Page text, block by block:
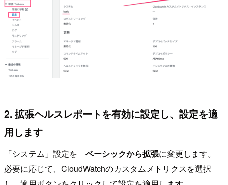
2. 拡張ヘルスレポートを有効に設定し、設定を適
用します
「システム」設定を ベーシックから拡張に変更します。
必要に応じて、CloudWatchのカスタムメトリクスを選択